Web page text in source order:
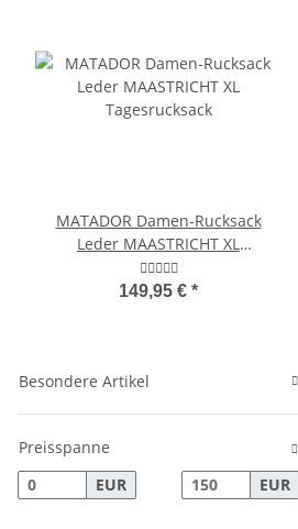
MATADOR Damen-Rucksack
Leder MAASTRICHT XL
Tagesrucksack
149,95 € *
Besondere Artikel
Preisspanne
EUR
EUR